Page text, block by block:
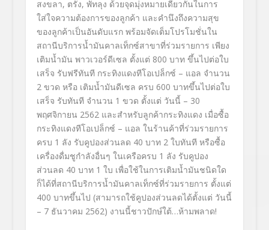
สงขลา, ตรัง, พัทลุง ด้วยจุดมุ่งหมายเดียวกันในการ
ใส่ใจความต้องการของลูกค้า และคำนึงถึงความสุข
ของลูกค้าเป็นอันดับแรก พร้อมจัดเต็มโปรโมชั่นใน
สถานีบริการน้ำมันคาลเท็กซ์สาขาที่ร่วมรายการ เพียง
เติมน้ำมัน พาวเวอร์ดีเซล ตั้งแต่ 800 บาท ขึ้นไปต่อใบ
เสร็จ รับฟรีทันที กระทิงแดงทีโอเปล็กซ์ – แอล จำนวน
2 ขวด หรือ เติมน้ำมันดีเซล ครบ 600 บาทขึ้นไปต่อใบ
เสร็จ รับทันที จำนวน 1 ขวด ตั้งแต่ วันนี้ – 30
พฤศจิกายน 2562 และสำหรับลูกค้ากระทิงแดง เมื่อซื้อ
กระทิงแดงทีโอเปล็กซ์ – แอล ในร้านค้าที่ร่วมรายการ
ครบ 1 ลัง รับคูปองส่วนลด 40 บาท 2 ใบทันที หรือซื้อ
เครื่องดื่มชูกำลังอื่นๆ ในเครือครบ 1 ลัง รับคูปอง
ส่วนลด 40 บาท 1 ใบ เพื่อใช้ในการเติมน้ำมันชนิดใด
ก็ได้ที่สถานีบริการน้ำมันคาลเท็กซ์ที่ร่วมรายการ ตั้งแต่
400 บาทขึ้นไป (สามารถใช้คูปองส่วนลดได้ตั้งแต่ วันนี้
– 7 ธันวาคม 2562) งานนี้ชาวปักษ์ใต้…ห้ามพลาด!